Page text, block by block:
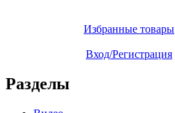
Избранные товары
Вход/Регистрация
Разделы